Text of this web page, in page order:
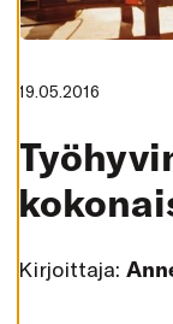
K
A
I
Y
S
A
19.05.2016
Kirjoittaja: